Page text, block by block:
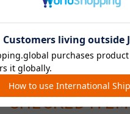
をチェック！
う！
CHECKED ITEM